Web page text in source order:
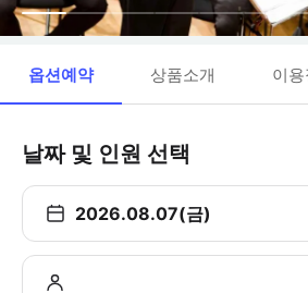
옵션예약 상품소개 이
날짜 및 인원 선택
2026.08.07(금)